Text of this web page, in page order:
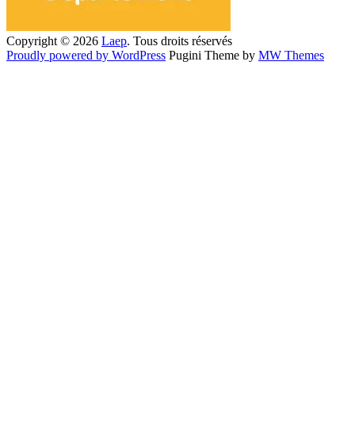
Copyright © 2026 Laep. Tous droits réservés
Proudly powered by WordPress Pugini Theme by MW Themes